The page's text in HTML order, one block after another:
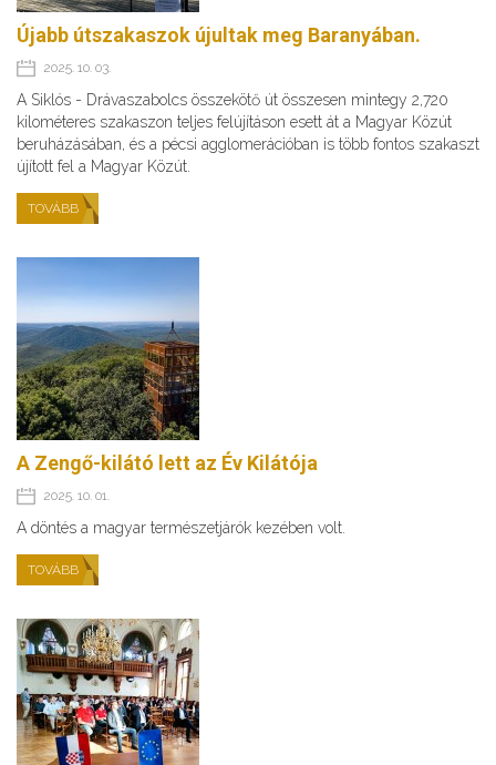
Újabb útszakaszok újultak meg Baranyában.
2025. 10. 03.
A Siklós - Drávaszabolcs összekötő út összesen mintegy 2,720
kilométeres szakaszon teljes felújításon esett át a Magyar Közút
beruházásában, és a pécsi agglomerációban is több fontos szakaszt
újított fel a Magyar Közút.
TOVÁBB
A Zengő-kilátó lett az Év Kilátója
2025. 10. 01.
A döntés a magyar természetjárók kezében volt.
TOVÁBB